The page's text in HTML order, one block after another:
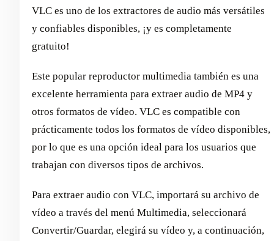
VLC es uno de los extractores de audio más versátiles
y confiables disponibles, ¡y es completamente
gratuito!
Este popular reproductor multimedia también es una
excelente herramienta para extraer audio de MP4 y
otros formatos de vídeo. VLC es compatible con
prácticamente todos los formatos de vídeo disponibles,
por lo que es una opción ideal para los usuarios que
trabajan con diversos tipos de archivos.
Para extraer audio con VLC, importará su archivo de
vídeo a través del menú Multimedia, seleccionará
Convertir/Guardar, elegirá su vídeo y, a continuación,